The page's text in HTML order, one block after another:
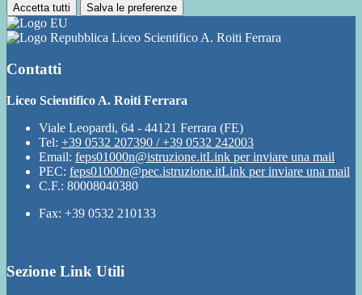
Accetta tutti Salva le preferenze
Liceo Scientifico A. Roiti Ferrara
Contatti
Liceo Scientifico A. Roiti Ferrara
Viale Leopardi, 64 - 44121 Ferrara (FE)
Tel: +39 0532 207390 / +39 0532 242003
Email: feps01000n@istruzione.itLink per inviare una mail
PEC: feps01000n@pec.istruzione.itLink per inviare una mail
C.F.: 80008040380
Fax: +39 0532 210133
Sezione Link Utili